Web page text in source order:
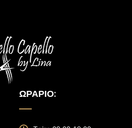
ΩΡΆΡΙΟ: